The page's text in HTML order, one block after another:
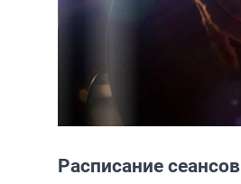
Расписание сеансов